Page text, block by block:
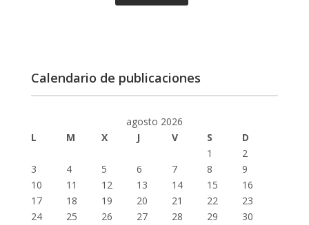
Calendario de publicaciones
agosto 2026
L
M X J V S
D
1
2
3
4 5 6 7 8
9
10
11 12 13 14 15
16
17
18 19 20 21 22
23
24
25 26 27 28 29
30